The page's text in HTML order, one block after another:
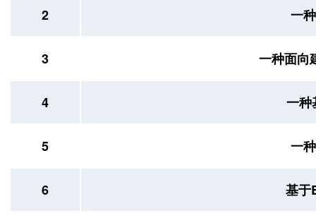
2 一
3 一种面向
4 一种
5 一
6 基于